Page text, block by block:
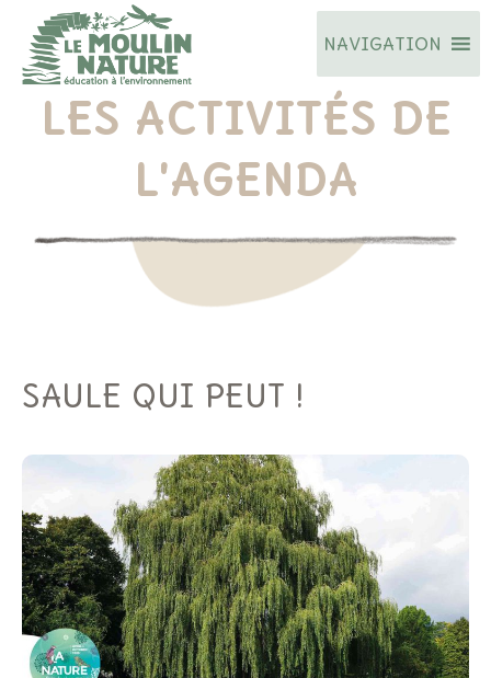
contenu
NAVIGATION
LES ACTIVITÉS DE
L'AGENDA
SAULE QUI PEUT !